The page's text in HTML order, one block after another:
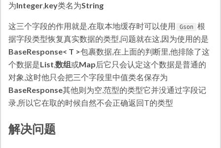
为Integer,key类名为String
这三个字段的作用就是,在取本地缓存时可以使用 Gson 根
据字段类型恢复真实数据的类型,问题就在这,因为使用的是
BaseResponse< T >包裹数据,在上面的判断里,他排除了这
个数据是List,数组或Map后它只会认定这个数据是普通的
对象,这时他只会把三个字段里中值类名保存为
BaseResponse其他则为空,范型的类型它并没通过字段记
录,所以它在取的时候自然不会正确返回T的类型
解决问题